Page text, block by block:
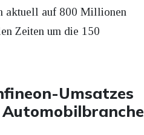
aktuell auf 800 Millionen
Zeiten um die 150
Umsatzes